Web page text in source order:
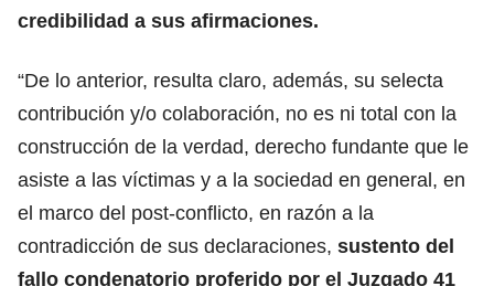
credibilidad a sus afirmaciones.
“De lo anterior, resulta claro, además, su selecta
contribución y/o colaboración, no es ni total con la
construcción de la verdad, derecho fundante que le
asiste a las víctimas y a la sociedad en general, en
el marco del post-conflicto, en razón a la
contradicción de sus declaraciones, sustento del
fallo condenatorio proferido por el Juzgado 41